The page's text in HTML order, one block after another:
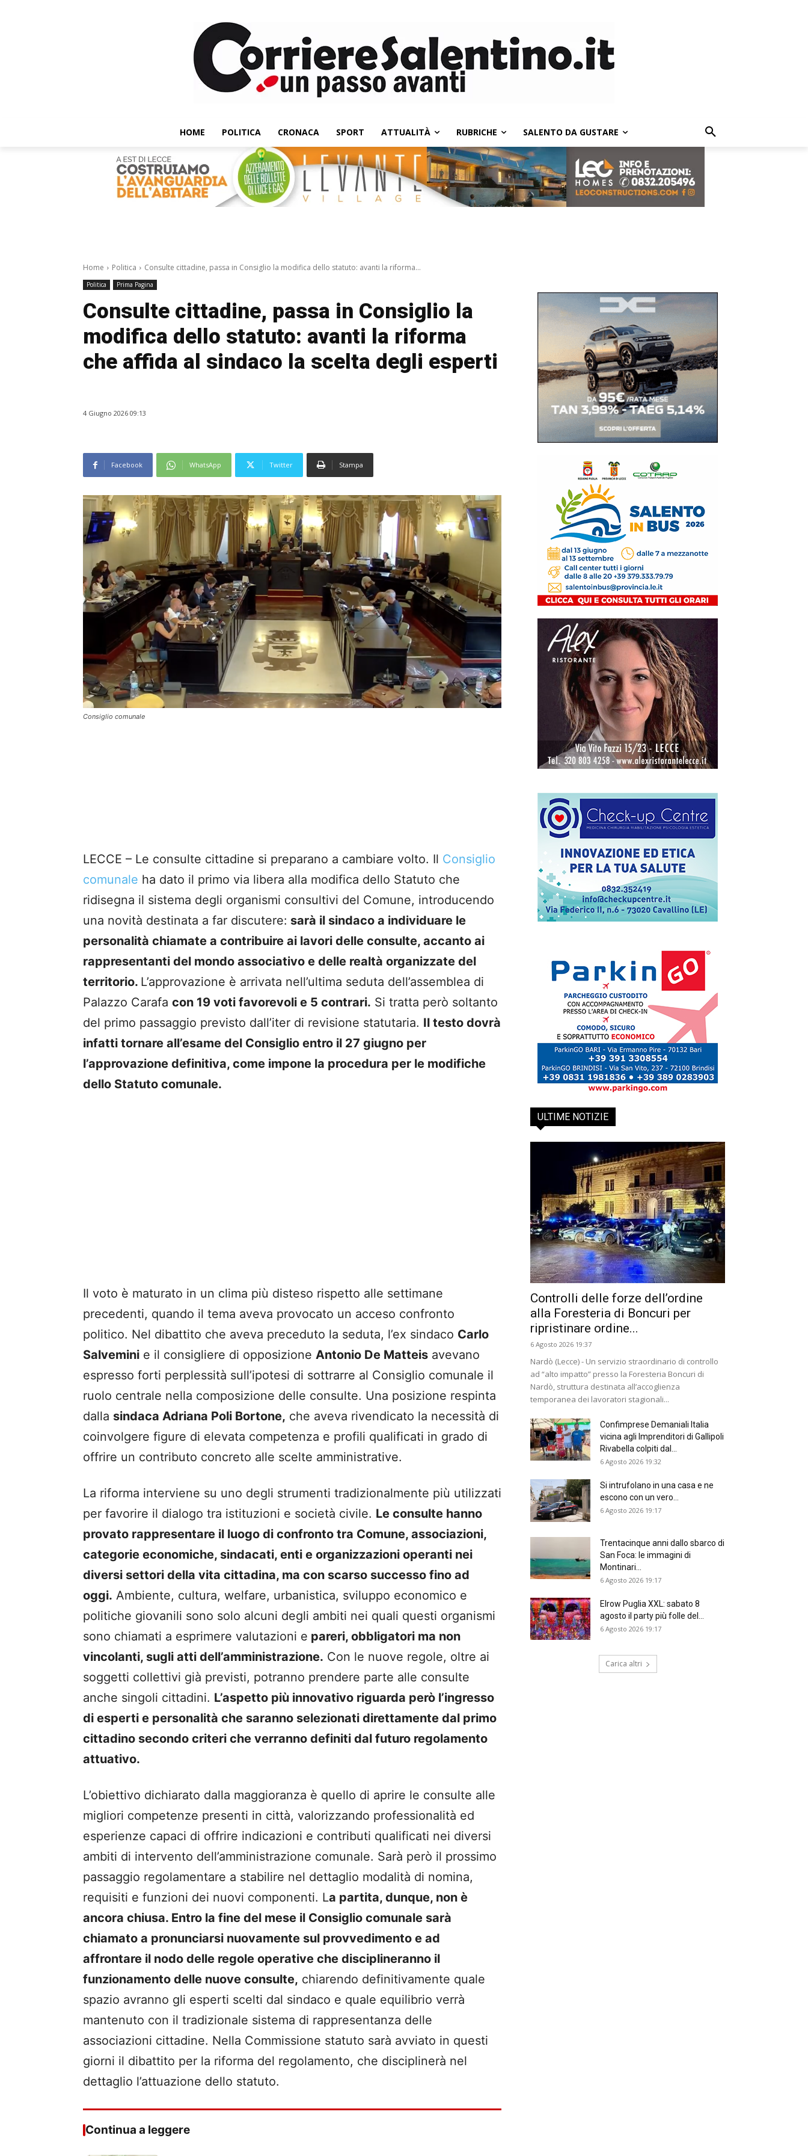
HOME POLITICA CRONACA SPORT ATTUALITÀ RUBRICHE SALENTO DA GUSTARE
Home Politica Consulte cittadine, passa in Consiglio la modifica dello statuto: avanti la riforma...
Politica Prima Pagina
Consulte cittadine, passa in Consiglio la
modifica dello statuto: avanti la riforma
che affida al sindaco la scelta degli esperti
4 Giugno 2026 09:13
Facebook WhatsApp Twitter Stampa
Consiglio comunale
LECCE – Le consulte cittadine si preparano a cambiare volto. Il Consiglio
comunale ha dato il primo via libera alla modifica dello Statuto che
ridisegna il sistema degli organismi consultivi del Comune, introducendo
una novità destinata a far discutere: sarà il sindaco a individuare le
personalità chiamate a contribuire ai lavori delle consulte, accanto ai
rappresentanti del mondo associativo e delle realtà organizzate del
territorio. L’approvazione è arrivata nell’ultima seduta dell’assemblea di
Palazzo Carafa con 19 voti favorevoli e 5 contrari. Si tratta però soltanto
del primo passaggio previsto dall’iter di revisione statutaria. Il testo dovrà
infatti tornare all’esame del Consiglio entro il 27 giugno per
l’approvazione definitiva, come impone la procedura per le modifiche
dello Statuto comunale.
Il voto è maturato in un clima più disteso rispetto alle settimane
precedenti, quando il tema aveva provocato un acceso confronto
politico. Nel dibattito che aveva preceduto la seduta, l’ex sindaco Carlo
Salvemini e il consigliere di opposizione Antonio De Matteis avevano
espresso forti perplessità sull’ipotesi di sottrarre al Consiglio comunale il
ruolo centrale nella composizione delle consulte. Una posizione respinta
dalla sindaca Adriana Poli Bortone, che aveva rivendicato la necessità di
coinvolgere figure di elevata competenza e profili qualificati in grado di
offrire un contributo concreto alle scelte amministrative.
La riforma interviene su uno degli strumenti tradizionalmente più utilizzati
per favorire il dialogo tra istituzioni e società civile. Le consulte hanno
provato rappresentare il luogo di confronto tra Comune, associazioni,
categorie economiche, sindacati, enti e organizzazioni operanti nei
diversi settori della vita cittadina, ma con scarso successo fino ad
oggi. Ambiente, cultura, welfare, urbanistica, sviluppo economico e
politiche giovanili sono solo alcuni degli ambiti nei quali questi organismi
sono chiamati a esprimere valutazioni e pareri, obbligatori ma non
vincolanti, sugli atti dell’amministrazione. Con le nuove regole, oltre ai
soggetti collettivi già previsti, potranno prendere parte alle consulte
anche singoli cittadini. L’aspetto più innovativo riguarda però l’ingresso
di esperti e personalità che saranno selezionati direttamente dal primo
cittadino secondo criteri che verranno definiti dal futuro regolamento
attuativo.
L’obiettivo dichiarato dalla maggioranza è quello di aprire le consulte alle
migliori competenze presenti in città, valorizzando professionalità ed
esperienze capaci di offrire indicazioni e contributi qualificati nei diversi
ambiti di intervento dell’amministrazione comunale. Sarà però il prossimo
passaggio regolamentare a stabilire nel dettaglio modalità di nomina,
requisiti e funzioni dei nuovi componenti. La partita, dunque, non è
ancora chiusa. Entro la fine del mese il Consiglio comunale sarà
chiamato a pronunciarsi nuovamente sul provvedimento e ad
affrontare il nodo delle regole operative che disciplineranno il
funzionamento delle nuove consulte, chiarendo definitivamente quale
spazio avranno gli esperti scelti dal sindaco e quale equilibrio verrà
mantenuto con il tradizionale sistema di rappresentanza delle
associazioni cittadine. Nella Commissione statuto sarà avviato in questi
giorni il dibattito per la riforma del regolamento, che disciplinerà nel
dettaglio l’attuazione dello statuto.
Continua a leggere
ULTIME NOTIZIE
Controlli delle forze dell’ordine
alla Foresteria di Boncuri per
ripristinare ordine...
6 Agosto 2026 19:37
Nardò (Lecce) - Un servizio straordinario di controllo
ad “alto impatto” presso la Foresteria Boncuri di
Nardò, struttura destinata all’accoglienza
temporanea dei lavoratori stagionali...
Confimprese Demaniali Italia
vicina agli Imprenditori di Gallipoli
Rivabella colpiti dal...
6 Agosto 2026 19:32
Si intrufolano in una casa e ne
escono con un vero...
6 Agosto 2026 19:17
Trentacinque anni dallo sbarco di
San Foca: le immagini di
Montinari...
6 Agosto 2026 19:17
Elrow Puglia XXL: sabato 8
agosto il party più folle del...
6 Agosto 2026 19:17
Carica altri